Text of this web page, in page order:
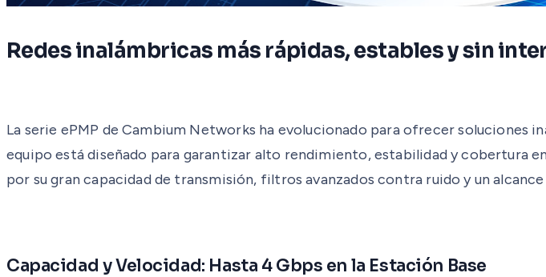
Redes inalámbricas más rápidas, estables y sin
La serie ePMP de Cambium Networks ha evolucionado para ofrecer soluciones
equipo está diseñado para garantizar alto rendimiento, estabilidad y cobertura
por su gran capacidad de transmisión, filtros avanzados contra ruido y un
Capacidad y Velocidad: Hasta 4 Gbps en la Estación Base